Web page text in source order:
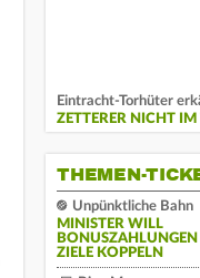
Eintracht-Torhüter
ZETTERER NICHT
THEMEN-
Unpünktliche Bahn
MINISTER WILL
ZIELE KOPPELN